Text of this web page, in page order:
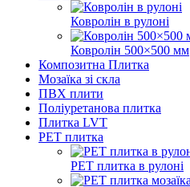
Ковролін в рулоні
Ковролін 500×500 мм
Композитна Плитка
Мозаїка зі скла
ПВХ плити
Поліуретанова плитка
Плитка LVT
РЕТ плитка
РЕТ плитка в рулоні